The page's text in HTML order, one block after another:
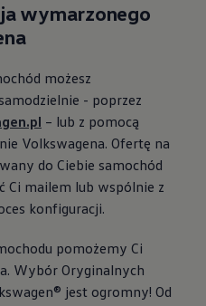
wymarzonego
możesz
- poprzez
– lub z pomocą
Volkswagena. Ofertę na
do Ciebie samochód
Ci mailem lub wspólnie z
konfiguracji.
pomożemy Ci
Wybór Oryginalnych
jest ogromny! Od